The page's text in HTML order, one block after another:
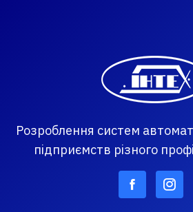
Розроблення систем
підприємств різного